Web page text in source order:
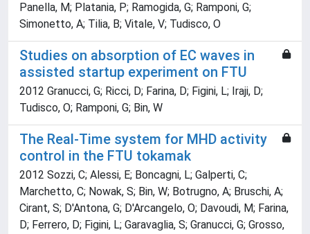
Panella, M; Platania, P; Ramogida, G; Ramponi, G;
Simonetto, A; Tilia, B; Vitale, V; Tudisco, O
Studies on absorption of EC waves in
assisted startup experiment on FTU
2012 Granucci, G; Ricci, D; Farina, D; Figini, L; Iraji, D;
Tudisco, O; Ramponi, G; Bin, W
The Real-Time system for MHD activity
control in the FTU tokamak
2012 Sozzi, C; Alessi, E; Boncagni, L; Galperti, C;
Marchetto, C; Nowak, S; Bin, W; Botrugno, A; Bruschi, A;
Cirant, S; D'Antona, G; D'Arcangelo, O; Davoudi, M; Farina,
D; Ferrero, D; Figini, L; Garavaglia, S; Granucci, G; Grosso,